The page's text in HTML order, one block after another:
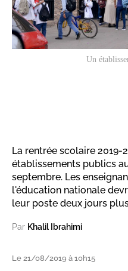
Un
La rentrée scolaire 2019-
établissements publics
septembre. Les
l'éducation nationale
leur poste deux jours
Par Khalil Ibrahimi
Le 21/08/2019 à 10h15